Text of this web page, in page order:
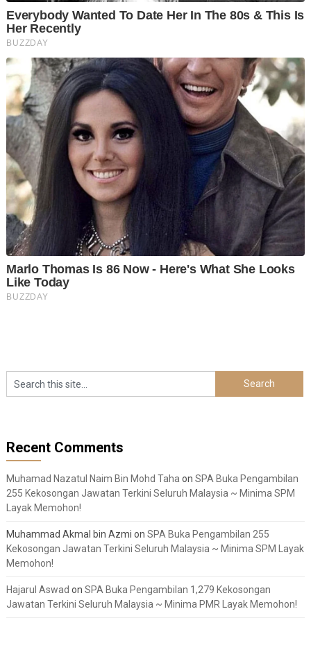
Recent Comments
Muhamad Nazatul Naim Bin Mohd Taha on SPA Buka Pengambilan
255 Kekosongan Jawatan Terkini Seluruh Malaysia ~ Minima SPM
Layak Memohon!
Muhammad Akmal bin Azmi on SPA Buka Pengambilan 255
Kekosongan Jawatan Terkini Seluruh Malaysia ~ Minima SPM Layak
Memohon!
Hajarul Aswad on SPA Buka Pengambilan 1,279 Kekosongan
Jawatan Terkini Seluruh Malaysia ~ Minima PMR Layak Memohon!